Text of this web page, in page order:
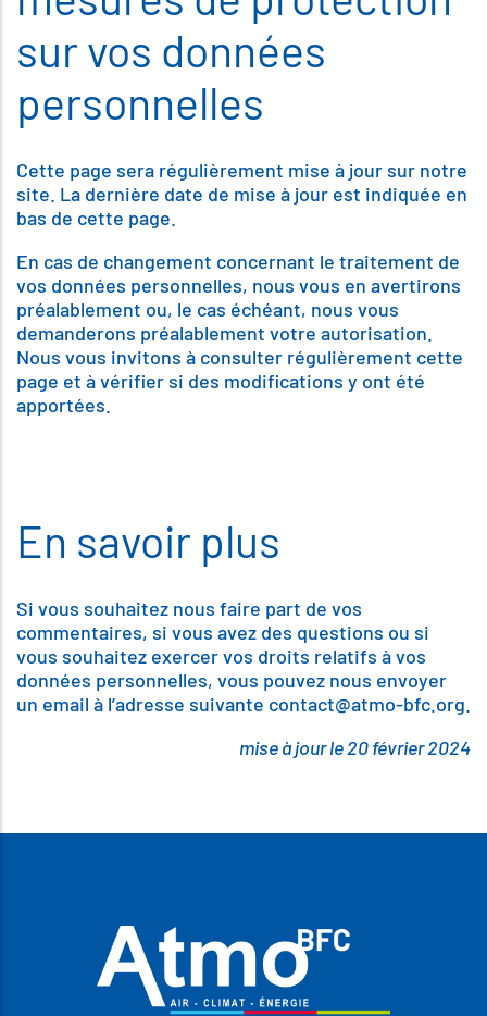
sur vos données
personnelles
Cette page sera régulièrement mise à jour sur notre
site. La dernière date de mise à jour est indiquée en
bas de cette page.
En cas de changement concernant le traitement de
vos données personnelles, nous vous en avertirons
préalablement ou, le cas échéant, nous vous
demanderons préalablement votre autorisation.
Nous vous invitons à consulter régulièrement cette
page et à vérifier si des modifications y ont été
apportées.
En savoir plus
Si vous souhaitez nous faire part de vos
commentaires, si vous avez des questions ou si
vous souhaitez exercer vos droits relatifs à vos
données personnelles, vous pouvez nous envoyer
un email à l’adresse suivante contact@atmo-bfc.org.
mise à jour le 20 février 2024